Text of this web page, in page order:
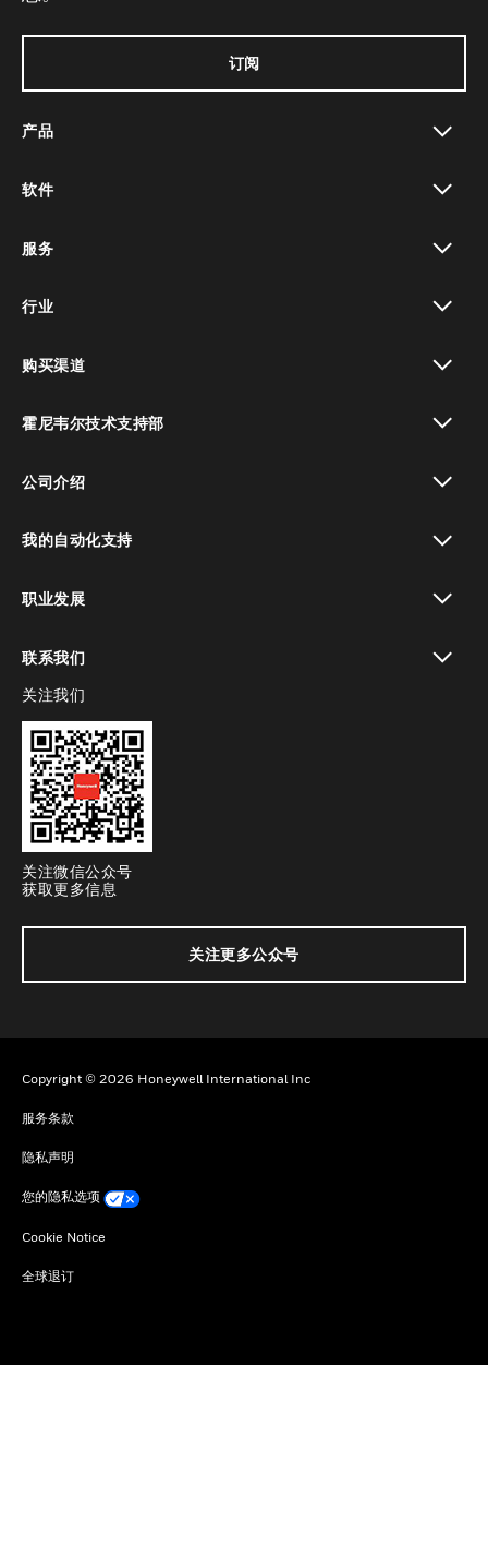
订阅
产品
软件
服务
行业
购买渠道
霍尼韦尔技术支持部
公司介绍
我的自动化支持
职业发展
联系我们
toggle view
关注我们
关注微信公众号
获取更多信息
关注更多公众号
Copyright © 2026 Honeywell International Inc
服务条款
隐私声明
您的隐私选项
Cookie Notice
全球退订